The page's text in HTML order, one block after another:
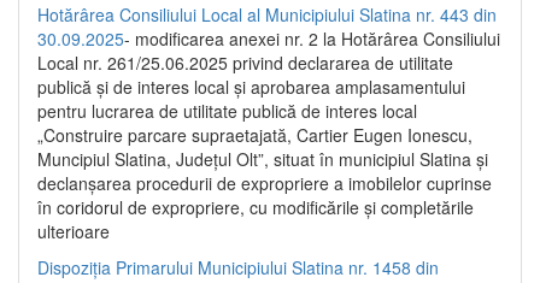
Hotărârea Consiliului Local al Municipiului Slatina nr. 443 din
30.09.2025- modificarea anexei nr. 2 la Hotărârea Consiliului
Local nr. 261/25.06.2025 privind declararea de utilitate
publică şi de interes local şi aprobarea amplasamentului
pentru lucrarea de utilitate publică de interes local
„Construire parcare supraetajată, Cartier Eugen Ionescu,
Muncipiul Slatina, Judeţul Olt”, situat în municipiul Slatina şi
declanşarea procedurii de expropriere a imobilelor cuprinse
în coridorul de expropriere, cu modificările şi completările
ulterioare
Dispoziția Primarului Municipiului Slatina nr. 1458 din